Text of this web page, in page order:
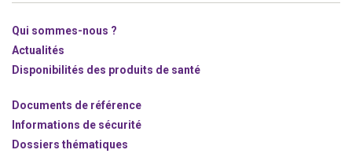
Qui sommes-nous ?
Actualités
Disponibilités des produits de santé
Documents de référence
Informations de sécurité
Dossiers thématiques